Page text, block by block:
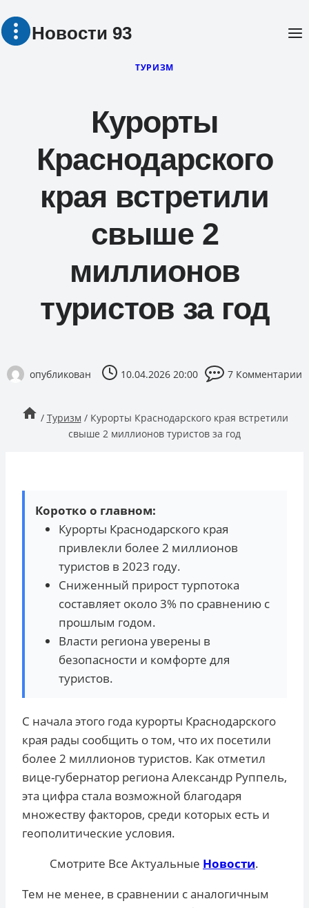
Перейти
Новости 93
ТУРИЗМ
Курорты
Краснодарского
края встретили
свыше 2
миллионов
туристов за год
опубликован 10.04.2026 20:00 7 Комментарии
/ Туризм / Курорты Краснодарского края встретили
свыше 2 миллионов туристов за год
Коротко о главном:
Курорты Краснодарского края
привлекли более 2 миллионов
туристов в 2023 году.
Сниженный прирост турпотока
составляет около 3% по сравнению с
прошлым годом.
Власти региона уверены в
безопасности и комфорте для
туристов.
С начала этого года курорты Краснодарского
края рады сообщить о том, что их посетили
более 2 миллионов туристов. Как отметил
вице-губернатор региона Александр Руппель,
эта цифра стала возможной благодаря
множеству факторов, среди которых есть и
геополитические условия.
Смотрите Все Актуальные Новости.
Тем не менее, в сравнении с аналогичным